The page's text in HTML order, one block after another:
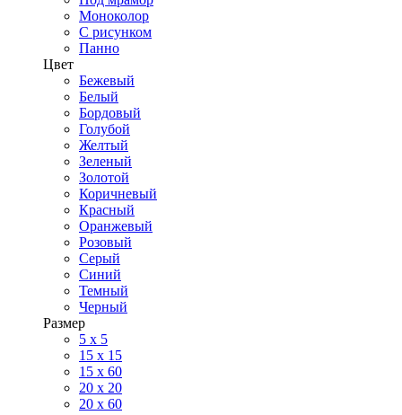
Моноколор
С рисунком
Панно
Цвет
Бежевый
Белый
Бордовый
Голубой
Желтый
Зеленый
Золотой
Коричневый
Красный
Оранжевый
Розовый
Серый
Синий
Темный
Черный
Размер
5 x 5
15 x 15
15 x 60
20 х 20
20 x 60